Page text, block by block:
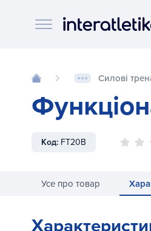
Силові
Код: FT20B
Усе про товар